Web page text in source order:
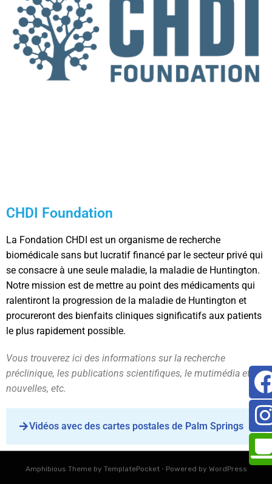
CHDI Foundation
La Fondation CHDI est un organisme de recherche
biomédicale sans but lucratif financé par le secteur privé qui
se consacre à une seule maladie, la maladie de Huntington.
Notre mission est de mettre au point des médicaments qui
ralentiront la progression de la maladie de Huntington et
procureront des bienfaits cliniques significatifs aux patients
le plus rapidement possible.
Vous trouverez ici des informations sur la recherche
préclinique, les publications scientifiques, le mutimédia et les
nouvelles, etc.
Vidéos avec des cartes postales de Palm Springs
Amphibious Theme by TemplatePocket ⋅ Powered by WordPress